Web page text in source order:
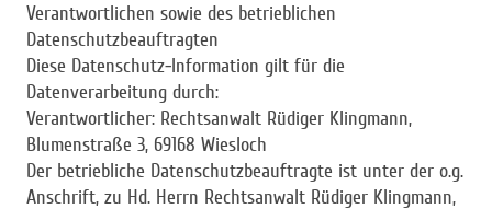
Verantwortlichen sowie des betrieblichen
Datenschutzbeauftragten
Diese Datenschutz-Information gilt für die
Datenverarbeitung durch:
Verantwortlicher: Rechtsanwalt Rüdiger Klingmann,
Blumenstraße 3, 69168 Wiesloch
Der betriebliche Datenschutzbeauftragte ist unter der o.g.
Anschrift, zu Hd. Herrn Rechtsanwalt Rüdiger Klingmann,